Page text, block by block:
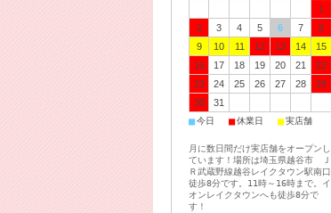
1
2
3 4 5 6 7
8
9
10 11 12 13 14
15
16
17 18 19 20 21
22
23
24 25 26 27 28
29
30
31
■今日 ■休業日 ■実店舗
月に数日間だけ実店舗をオープンし
ています！場所は埼玉県越谷市 Ｊ
Ｒ武蔵野線越谷レイクタウン駅南口
徒歩8分です。11時～16時まで。イ
オンレイクタウンへも徒歩8分で
す！